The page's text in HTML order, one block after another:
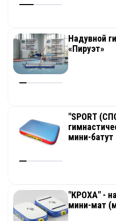
Надувной
«Пируэт»
"SPORT
мини-батут
"КРОХА" -
мини-мат